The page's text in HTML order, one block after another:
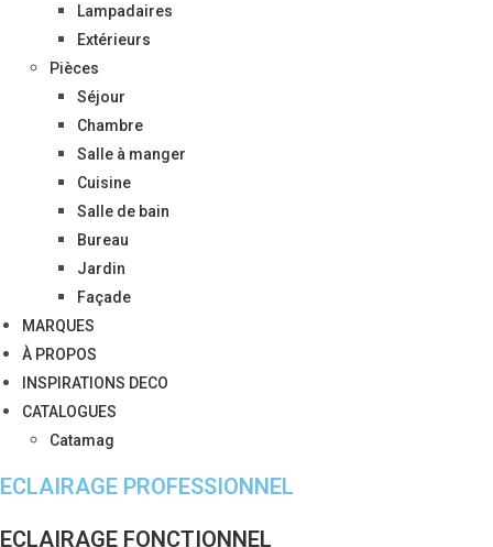
Lampadaires
Extérieurs
Pièces
Séjour
Chambre
Salle à manger
Cuisine
Salle de bain
Bureau
Jardin
Façade
MARQUES
À PROPOS
INSPIRATIONS DECO
CATALOGUES
Catamag
ECLAIRAGE PROFESSIONNEL
ECLAIRAGE FONCTIONNEL